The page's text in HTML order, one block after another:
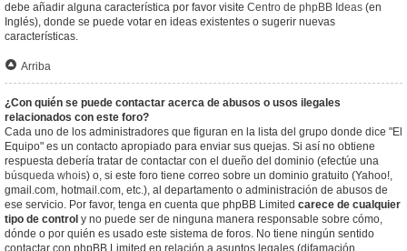
debe añadir alguna característica por favor visite Centro de phpBB Ideas (en
Inglés), donde se puede votar en ideas existentes o sugerir nuevas
características.
Arriba
¿Con quién se puede contactar acerca de abusos o usos ilegales
relacionados con este foro?
Cada uno de los administradores que figuran en la lista del grupo donde dice "El
Equipo" es un contacto apropiado para enviar sus quejas. Si así no obtiene
respuesta debería tratar de contactar con el dueño del dominio (efectúe una
búsqueda whois) o, si este foro tiene correo sobre un dominio gratuito (Yahoo!,
gmail.com, hotmail.com, etc.), al departamento o administración de abusos de
ese servicio. Por favor, tenga en cuenta que phpBB Limited carece de cualquier
tipo de control y no puede ser de ninguna manera responsable sobre cómo,
dónde o por quién es usado este sistema de foros. No tiene ningún sentido
contactar con phpBB Limited en relación a asuntos legales (difamación,